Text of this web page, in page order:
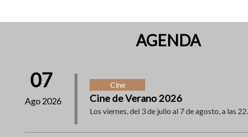
AGENDA
07
Ago 2026
Cine
Cine de Verano 2026
Los viernes, del 3 de julio al 7 de agosto, a las